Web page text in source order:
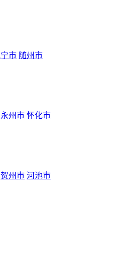
市 随州市
永州市 怀化市
贺州市 河池市